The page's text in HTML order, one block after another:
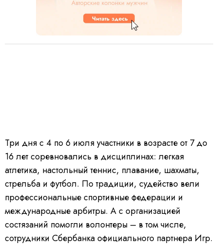
Три дня с 4 по 6 июля участники в возрасте от 7 до
16 лет соревновались в дисциплинах: легкая
атлетика, настольный теннис, плавание, шахматы,
стрельба и футбол. По традиции, судейство вели
профессиональные спортивные федерации и
международные арбитры. А с организацией
состязаний помогли волонтеры – в том числе,
сотрудники Сбербанка официального партнера Игр.